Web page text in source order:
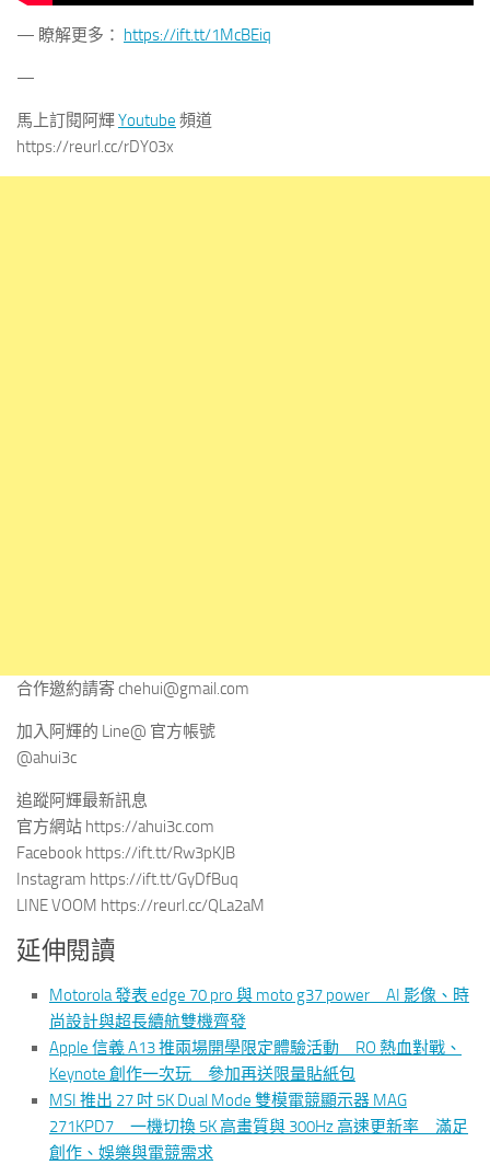
— 瞭解更多： https://ift.tt/1McBEiq
—
馬上訂閱阿輝Youtube 頻道
https://reurl.cc/rDY03x
合作邀約請寄chehui@gmail.com
加入阿輝的 Line@ 官方帳號
@ahui3c
追蹤阿輝最新訊息
官方網站 https://ahui3c.com
Facebook https://ift.tt/Rw3pKJB
Instagram https://ift.tt/GyDfBuq
LINE VOOM https://reurl.cc/QLa2aM
延伸閱讀
Motorola 發表 edge 70 pro 與 moto g37 power AI 影像、時
尚設計與超長續航雙機齊發
Apple 信義 A13 推兩場開學限定體驗活動 RO 熱血對戰、
Keynote 創作一次玩 參加再送限量貼紙包
MSI 推出 27 吋 5K Dual Mode 雙模電競顯示器 MAG
271KPD7 一機切換 5K 高畫質與 300Hz 高速更新率 滿足
創作、娛樂與電競需求